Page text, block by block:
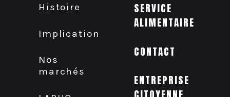
Histoire
Implication
Nos
marchés
SERVICE
ALIMENTAIRE
CONTACT
ENTREPRISE